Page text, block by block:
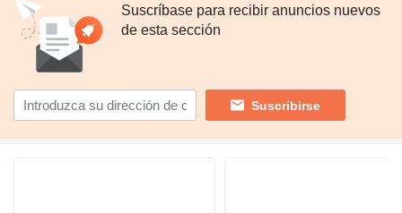
Suscríbase para recibir anuncios nuevos
de esta sección
Suscribirse